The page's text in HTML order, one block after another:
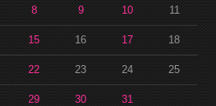
8 9 10 11
15 16 17 18
22 23 24 25
29 30 31